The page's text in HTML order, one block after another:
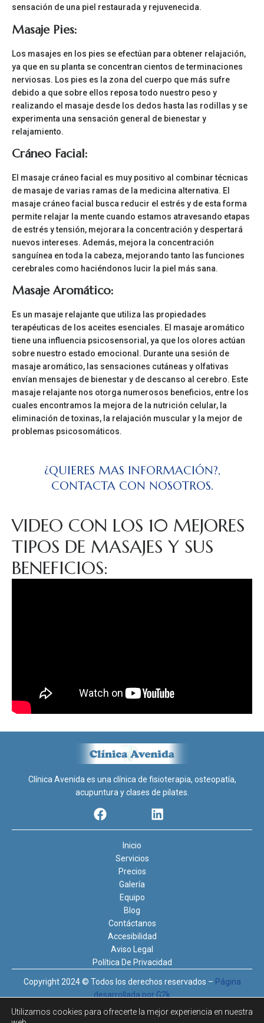
sensación de una piel restaurada y rejuvenecida.
Masaje Pies:
Los masajes en los pies se efectúan para obtener relajación,
ya que en su planta se concentran cientos de terminaciones
nerviosas. Los pies es la zona del cuerpo que más sufre
debido a que sobre ellos reposa todo nuestro peso y
realizando el masaje desde los dedos hasta las rodillas y se
experimenta una sensación general de bienestar y
relajamiento.
Cráneo Facial:
El masaje cráneo facial es muy positivo al combinar técnicas
de masaje de varias ramas de la medicina alternativa. El
masaje cráneo facial busca reducir el estrés y de esta forma
permite relajar la mente cuando estamos atravesando etapas
de estrés y tensión, mejorara la concentración y despertará
nuevos intereses. Además, mejora la concentración
sanguínea en toda la cabeza, mejorando tanto las funciones
cerebrales como haciéndonos lucir la piel más sana.
Masaje Aromático:
Es un masaje relajante que utiliza las propiedades
terapéuticas de los aceites esenciales. El masaje aromático
tiene una influencia psicosensorial, ya que los olores actúan
sobre nuestro estado emocional. Durante una sesión de
masaje aromático, las sensaciones cutáneas y olfativas
envían mensajes de bienestar y de descanso al cerebro. Este
masaje relajante nos otorga numerosos beneficios, entre los
cuales encontramos la mejora de la nutrición celular, la
eliminación de toxinas, la relajación muscular y la mejor de
problemas psicosomáticos.
¿QUIERES MAS INFORMACIÓN?,
CONTACTA CON NOSOTROS.
VIDEO CON LOS 10 MEJORES
TIPOS DE MASAJES Y SUS
BENEFICIOS:
Clínica Avenida es una clínica de fisioterapia, osteopatía,
acupuntura y clases de pilates.
Inicio
Servicios
Precios
Galería
Equipo
Blog
Contáctanos
Accesibilidad
Aviso Legal
Política De Privacidad
Copyright 2024 © Todos los derechos reservados – Página
desarrollada por G2k
Utilizamos cookies para ofrecerte la mejor experiencia en nuestra